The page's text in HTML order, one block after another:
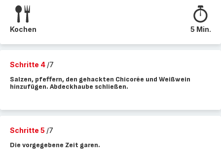
Kochen 5 Min.
Schritte 4 /7
Salzen, pfeffern, den gehackten Chicorée und Weißwein
hinzufügen. Abdeckhaube schließen.
Schritte 5 /7
Die vorgegebene Zeit garen.